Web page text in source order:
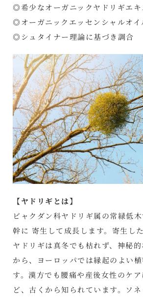
◎希少なオーガニックヤドリギエキ
◎オーガニックエッセンシャルオイ
◎シュタイナー理論に基づき調合
【ヤドリギとは】
ビャクダン科ヤドリギ属の常緑低
幹に 寄生して成長します。寄生し
ヤドリギは真冬でも枯れず、神秘
から、ヨーロッパでは縁起のよい
す。漢方でも腰痛や産後女性のケ
ど、古くから知られています。ソ